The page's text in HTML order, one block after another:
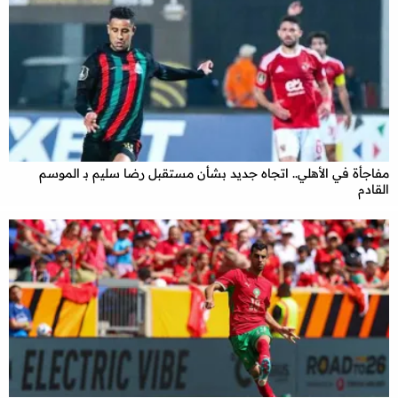
مفاجأة في الأهلي.. اتجاه جديد بشأن مستقبل رضا سليم بـ الموسم
القادم